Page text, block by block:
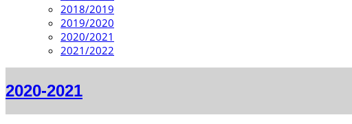
2018/2019
2019/2020
2020/2021
2021/2022
2020-2021